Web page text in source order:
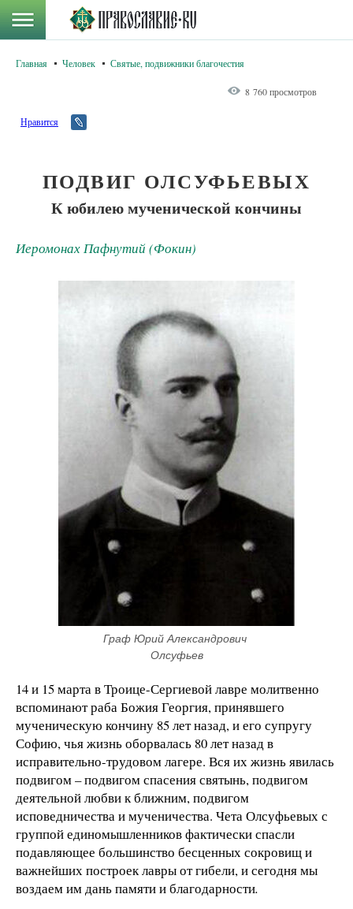
Главная Человек Святые, подвижники благочестия
8 760 просмотров
Нравится
ПОДВИГ ОЛСУФЬЕВЫХ
К юбилею мученической кончины
Иеромонах Пафнутий (Фокин)
Граф Юрий Александрович
Олсуфьев
14 и 15 марта в Троице-Сергиевой лавре молитвенно
вспоминают раба Божия Георгия, принявшего
мученическую кончину 85 лет назад, и его супругу
Софию, чья жизнь оборвалась 80 лет назад в
исправительно-трудовом лагере. Вся их жизнь явилась
подвигом – подвигом спасения святынь, подвигом
деятельной любви к ближним, подвигом
исповедничества и мученичества. Чета Олсуфьевых с
группой единомышленников фактически спасли
подавляющее большинство бесценных сокровищ и
важнейших построек лавры от гибели, и сегодня мы
воздаем им дань памяти и благодарности.